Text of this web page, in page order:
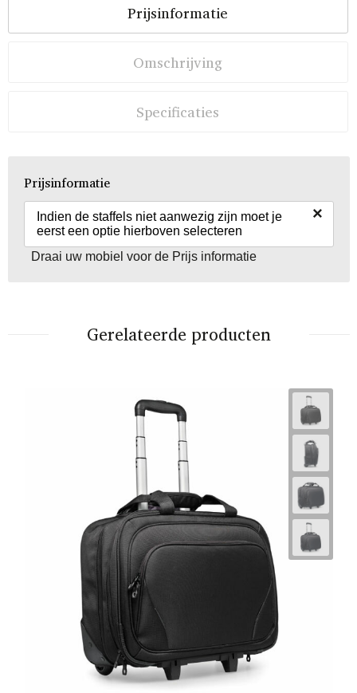
Prijsinformatie
Omschrijving
Specificaties
Prijsinformatie
Indien de staffels niet aanwezig zijn moet je
eerst een optie hierboven selecteren
×
Draai uw mobiel voor de Prijs informatie
Gerelateerde producten